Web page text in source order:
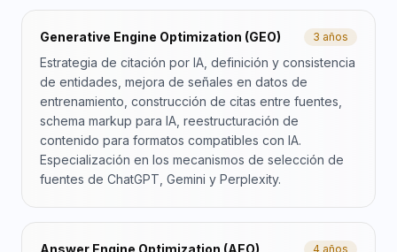
Generative Engine Optimization (GEO) 3 años
Estrategia de citación por IA, definición y consistencia
de entidades, mejora de señales en datos de
entrenamiento, construcción de citas entre fuentes,
schema markup para IA, reestructuración de
contenido para formatos compatibles con IA.
Especialización en los mecanismos de selección de
fuentes de ChatGPT, Gemini y Perplexity.
Answer Engine Optimization (AEO) 4 años